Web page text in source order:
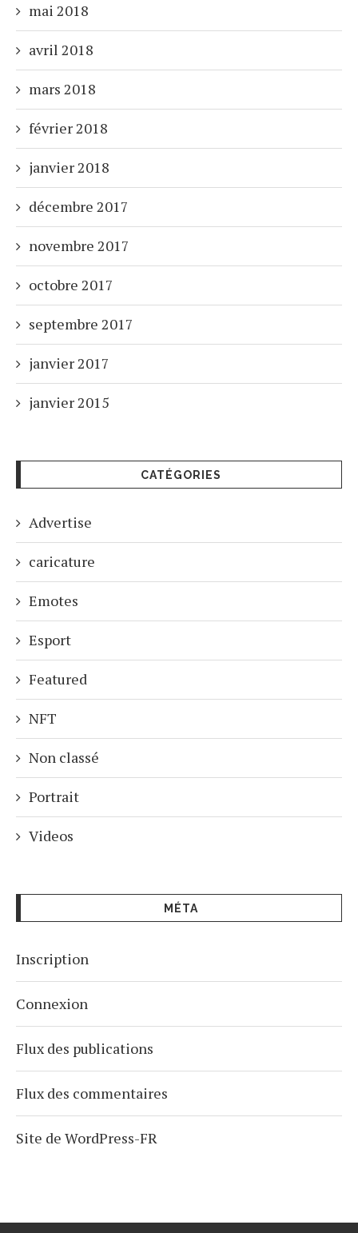
mai 2018
avril 2018
mars 2018
février 2018
janvier 2018
décembre 2017
novembre 2017
octobre 2017
septembre 2017
janvier 2017
janvier 2015
CATÉGORIES
Advertise
caricature
Emotes
Esport
Featured
NFT
Non classé
Portrait
Videos
MÉTA
Inscription
Connexion
Flux des publications
Flux des commentaires
Site de WordPress-FR